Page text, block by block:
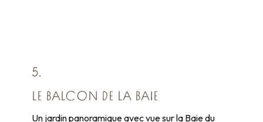
5.
LE BALCON DE LA BAIE
Un jardin panoramique avec vue sur la Baie du